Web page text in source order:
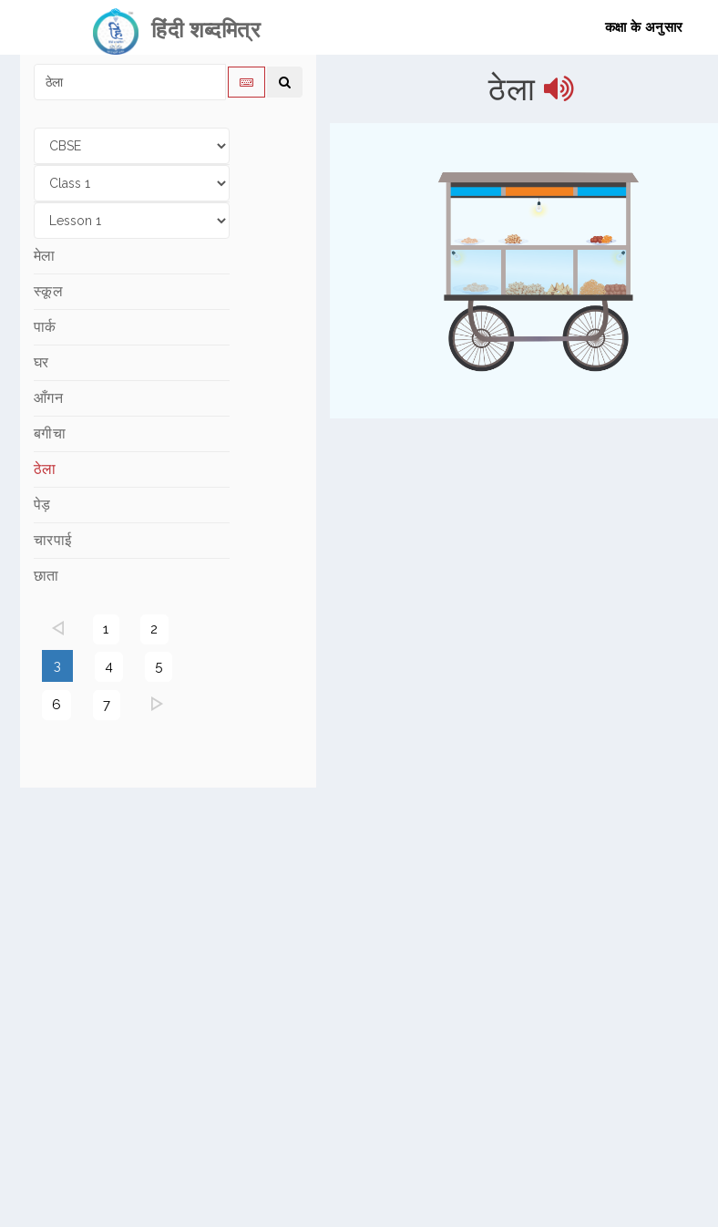
हिंदी शब्दमित्र कक्षा के अनुसार
मेला
स्कूल
पार्क
घर
आँगन
बगीचा
ठेला
पेड़
चारपाई
छाता
1 2
3 (current)
4 5
6 7
ठेला